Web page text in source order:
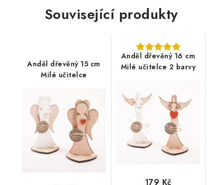
Související produkty
Anděl dřevěný 15 cm
Milé učitelce
Anděl dřevěný 16 cm
Milé učitelce 2 barvy
179 Kč